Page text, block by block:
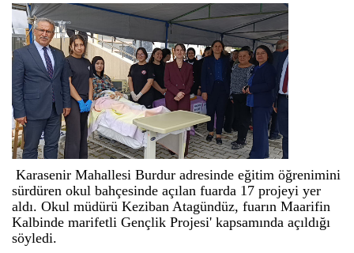
Karasenir Mahallesi Burdur adresinde eğitim öğrenimini
sürdüren okul bahçesinde açılan fuarda 17 projeyi yer
aldı. Okul müdürü Keziban Atagündüz, fuarın Maarifin
Kalbinde marifetli Gençlik Projesi' kapsamında açıldığı
söyledi.